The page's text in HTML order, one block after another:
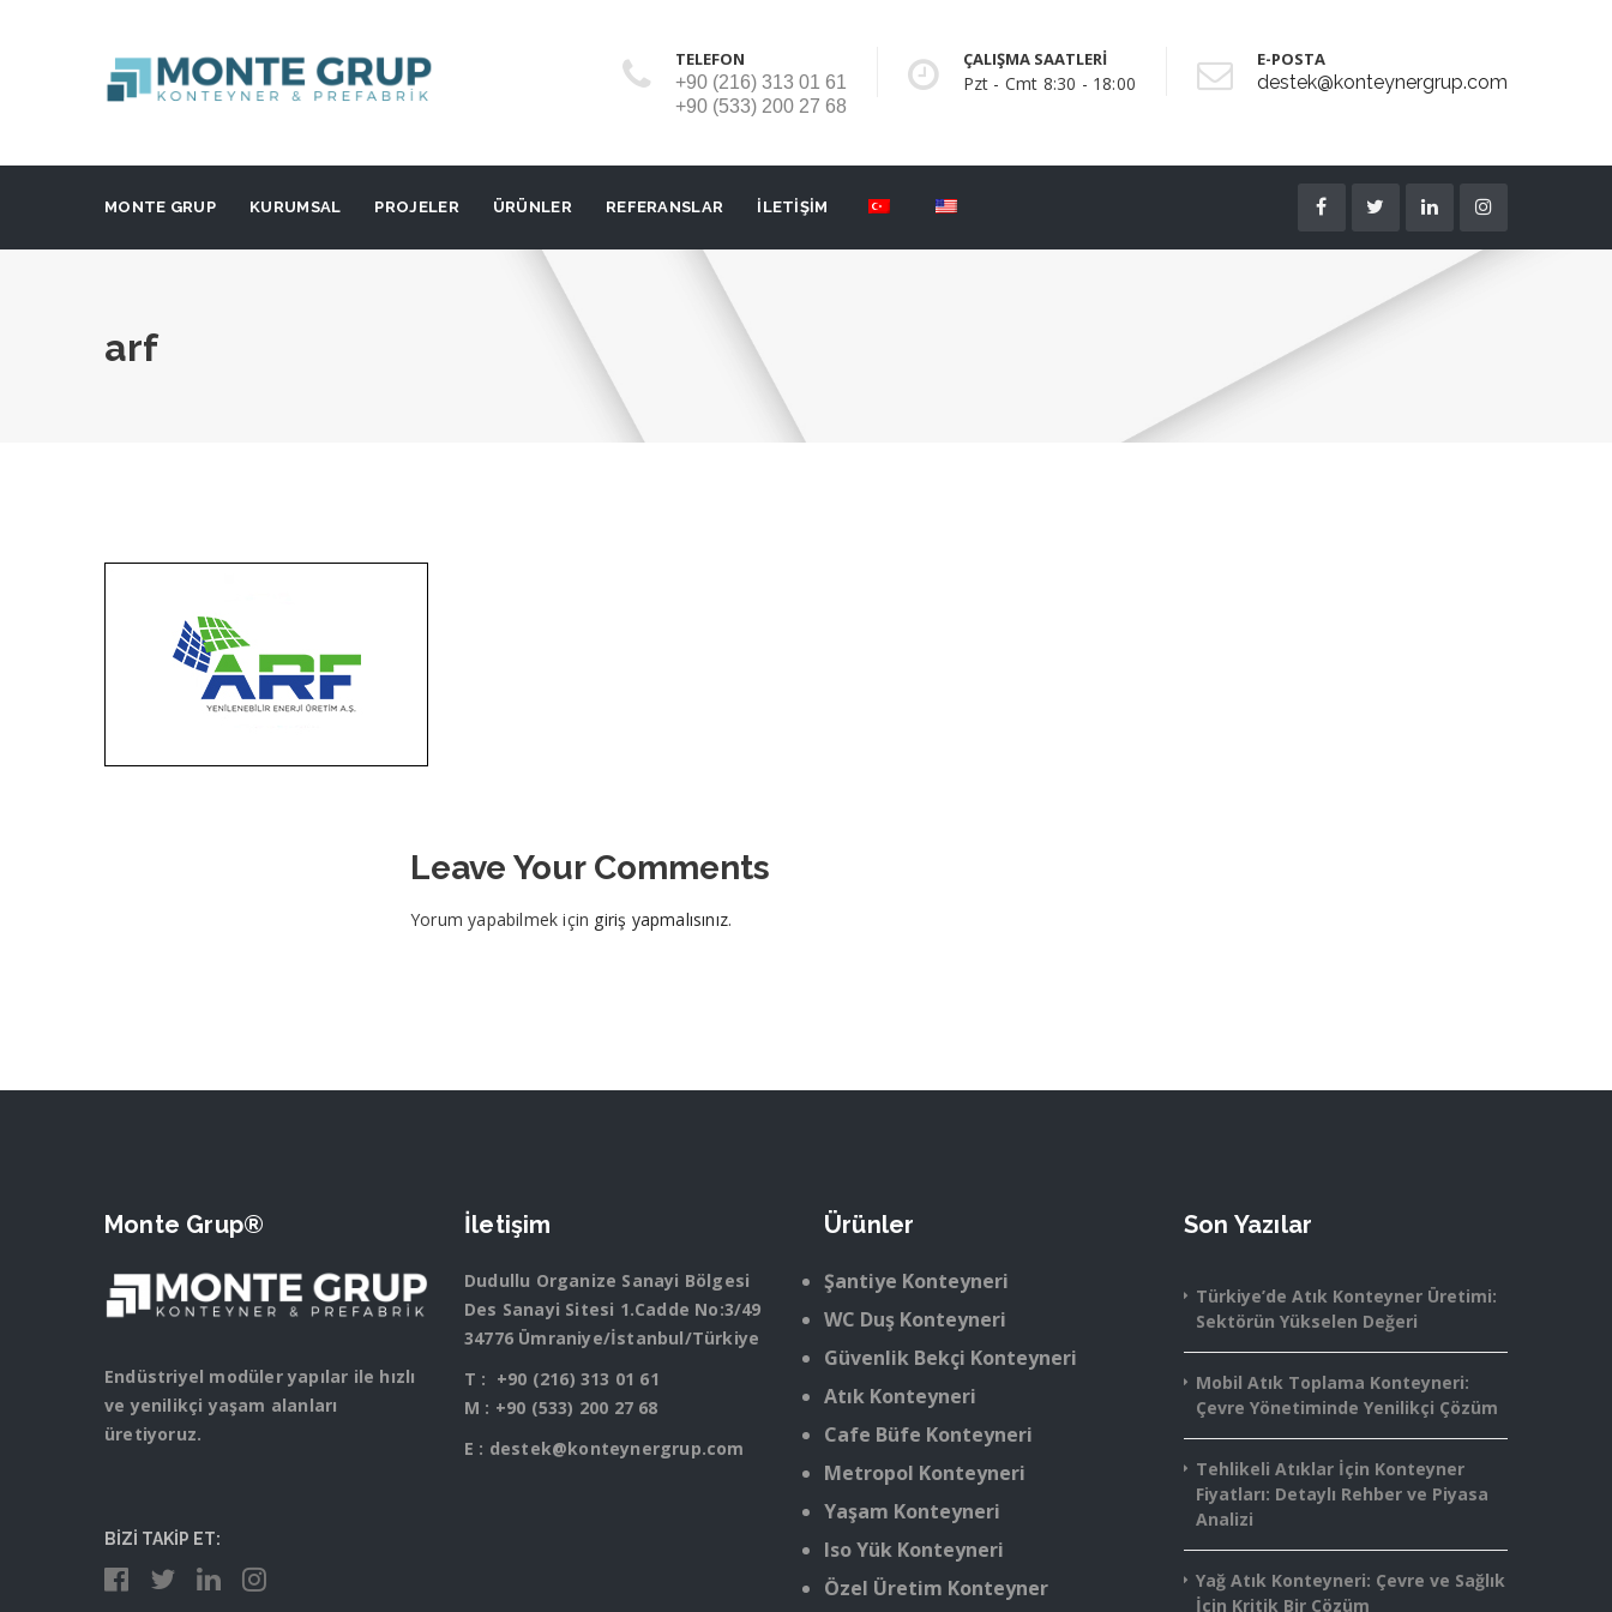
TELEFON
+90 (216) 313 01 61
+90 (533) 200 27 68
ÇALIŞMA SAATLERİ
Pzt - Cmt 8:30 - 18:00
E-POSTA
destek@konteynergrup.com
MONTE GRUP KURUMSAL PROJELER ÜRÜNLER REFERANSLAR İLETİŞİM
arf
Leave Your Comments
Yorum yapabilmek için giriş yapmalısınız.
Monte Grup®
Endüstriyel modüler yapılar ile hızlı
ve yenilikçi yaşam alanları
üretiyoruz.
BİZİ TAKİP ET:
İletişim
Dudullu Organize Sanayi Bölgesi
Des Sanayi Sitesi 1.Cadde No:3/49
34776 Ümraniye/İstanbul/Türkiye
T : +90 (216) 313 01 61
M : +90 (533) 200 27 68
E : destek@konteynergrup.com
Ürünler
Şantiye Konteyneri
WC Duş Konteyneri
Güvenlik Bekçi Konteyneri
Atık Konteyneri
Cafe Büfe Konteyneri
Metropol Konteyneri
Yaşam Konteyneri
Iso Yük Konteyneri
Özel Üretim Konteyner
Son Yazılar
Türkiye’de Atık Konteyner Üretimi:
Sektörün Yükselen Değeri
Mobil Atık Toplama Konteyneri:
Çevre Yönetiminde Yenilikçi Çözüm
Tehlikeli Atıklar İçin Konteyner
Fiyatları: Detaylı Rehber ve Piyasa
Analizi
Yağ Atık Konteyneri: Çevre ve Sağlık
İçin Kritik Bir Çözüm